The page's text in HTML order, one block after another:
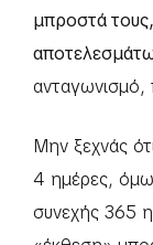
μπροστά τους,
Μην ξεχνάς
4 ημέρες,
συνεχής 365